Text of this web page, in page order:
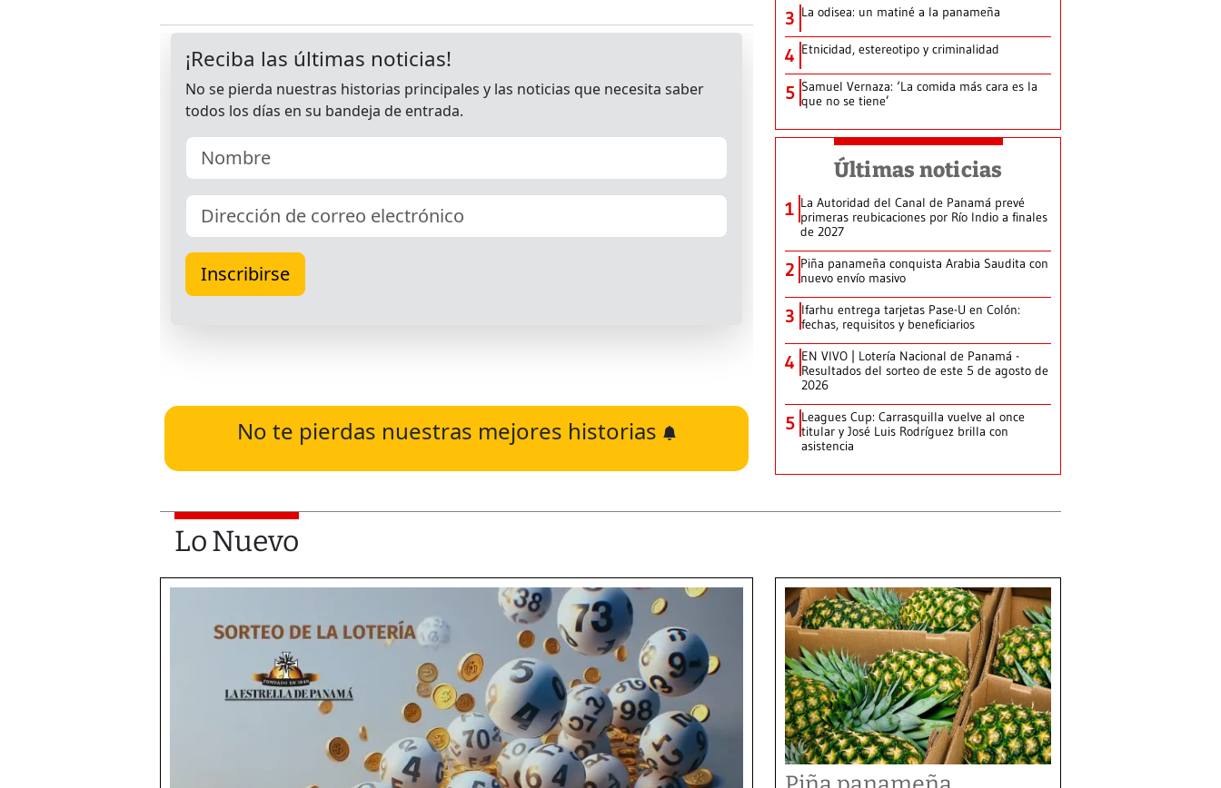
No te pierdas nuestras mejores historias
3 La odisea: un matiné a la panameña
4 Etnicidad, estereotipo y criminalidad
5 Samuel Vernaza: ‘La comida más cara es la
que no se tiene’
Últimas noticias
1 La Autoridad del Canal de Panamá prevé
primeras reubicaciones por Río Indio a finales
de 2027
2 Piña panameña conquista Arabia Saudita con
nuevo envío masivo
3 Ifarhu entrega tarjetas Pase-U en Colón:
fechas, requisitos y beneficiarios
4 EN VIVO | Lotería Nacional de Panamá -
Resultados del sorteo de este 5 de agosto de
2026
5 Leagues Cup: Carrasquilla vuelve al once
titular y José Luis Rodríguez brilla con
asistencia
Lo Nuevo